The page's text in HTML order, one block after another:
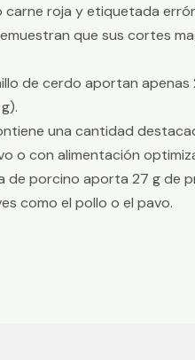
carne roja y etiquetada
que sus cortes
de cerdo aportan
una cantidad
o con alimentación
de porcino aporta 27 g de
como el pollo o el pavo.